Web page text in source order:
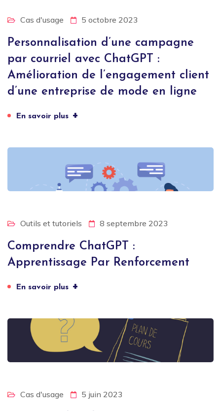
Cas d'usage 5 octobre 2023
Personnalisation d’une campagne
par courriel avec ChatGPT :
Amélioration de l’engagement client
d’une entreprise de mode en ligne
En savoir plus +
Outils et tutoriels 8 septembre 2023
Comprendre ChatGPT :
Apprentissage Par Renforcement
En savoir plus +
Cas d'usage 5 juin 2023